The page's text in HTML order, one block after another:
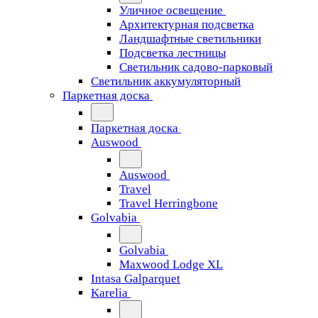
Уличное освещение
Архитектурная подсветка
Ландшафтные светильники
Подсветка лестницы
Светильник садово-парковый
Светильник аккумуляторный
Паркетная доска
Паркетная доска
Auswood
Auswood
Travel
Travel Herringbone
Golvabia
Golvabia
Maxwood Lodge XL
Intasa Galparquet
Karelia